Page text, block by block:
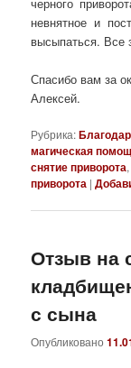
невнятное и
высыпаться. Все
Спасибо вам за
Алексей.
Рубрика:
магическая
снятие приворота
приворота |
Отзыв на
с сына
Опубликовано